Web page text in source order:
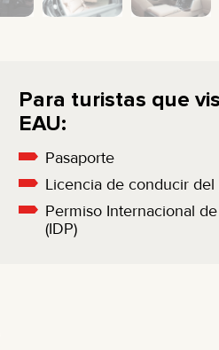
Para turistas que
EAU:
Pasaporte
Licencia de conducir
Permiso Internacional
(IDP)